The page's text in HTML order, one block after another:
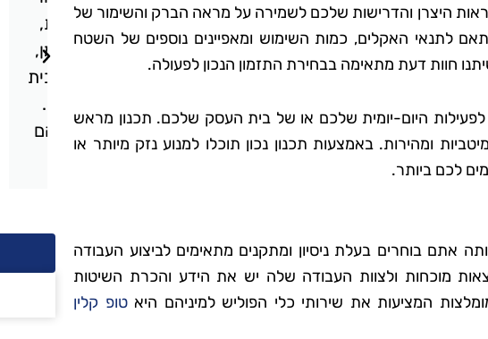
היצרן והדרישות שלכם לשמירה על מראה הברק והשימור של
לתנאי האקלים, כמות השימוש ומאפיינים נוספים של השטח
חוות דעת מתאימה בבחירת התזמון הנכון לפעולה.
היום-יומית שלכם או של בית העסק שלכם. תכנון מראש
ומהירות. באמצעות תכנון נכון תוכלו למנוע נזק מיותר או
לכם ביותר.
אתם בוחרים בעלת ניסיון ומתקנים מתאימים לביצוע העבודה
מוכחות ולצוות העבודה שלה יש את הידע והכרת השיטות
המציעות את שירותי כלי הפוליש למיניהם היאטופ קלין
היה כל
לכל
שאמשיך
ששמעתי עליהם המלצות טובות,
ולא התאכזבתי. הצוות הגיע בזמן,
היה מאוד מקצועי והשאיר את הבית
בהחלט אשתמש בשירותים שלהם
שוב בעתיד!"